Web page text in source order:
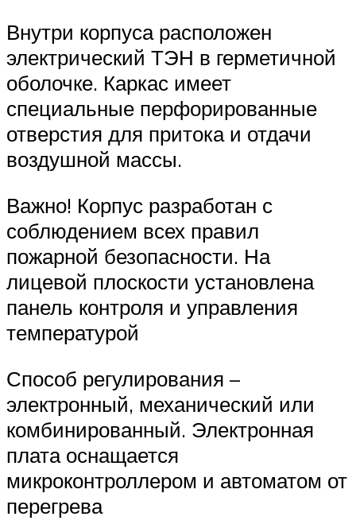
Внутри корпуса расположен
электрический ТЭН в герметичной
оболочке. Каркас имеет
специальные перфорированные
отверстия для притока и отдачи
воздушной массы.
Важно! Корпус разработан с
соблюдением всех правил
пожарной безопасности. На
лицевой плоскости установлена
панель контроля и управления
температурой
Способ регулирования –
электронный, механический или
комбинированный. Электронная
плата оснащается
микроконтроллером и автоматом от
перегрева